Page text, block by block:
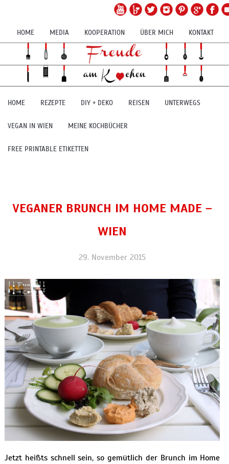
HOME MEDIA KOOPERATION ÜBER MICH KONTAKT
HOME REZEPTE DIY + DEKO REISEN UNTERWEGS
VEGAN IN WIEN MEINE KOCHBÜCHER
FREE PRINTABLE ETIKETTEN
VEGANER BRUNCH IM HOME MADE –
WIEN
29. November 2015
Jetzt heißts schnell sein, so gemütlich der Brunch im Home